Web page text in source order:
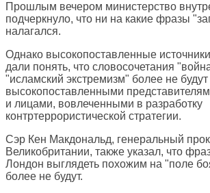
Прошлым вечером министерство
подчеркнуло, что ни на какие фразы
налагался.
Однако высокопоставленные
дали понять, что словосочетания
"исламский экстремизм" более не будут
высокопоставленными
и лицами, вовлеченными в разработку
контртеррористической стратегии.
Сэр Кен Макдональд, генеральный
Великобритании, также указал, что
Лондон выглядеть похожим на "поле
более не будут.